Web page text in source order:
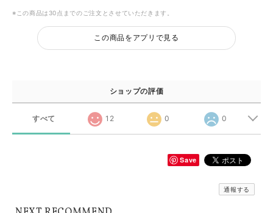
※この商品は30点までのご注文とさせていただきます。
この商品をアプリで見る
ショップの評価
すべて 12 0 0
Save
通報する